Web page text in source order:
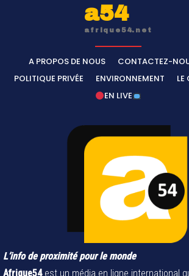
a54
afrique54.net
A PROPOS DE NOUS
CONTACTEZ-
POLITIQUE PRIVÉE
ENVIRONNEMENT
LE
EN LIVE
L’info de proximité pour le monde
Afrique54est un média en ligne international